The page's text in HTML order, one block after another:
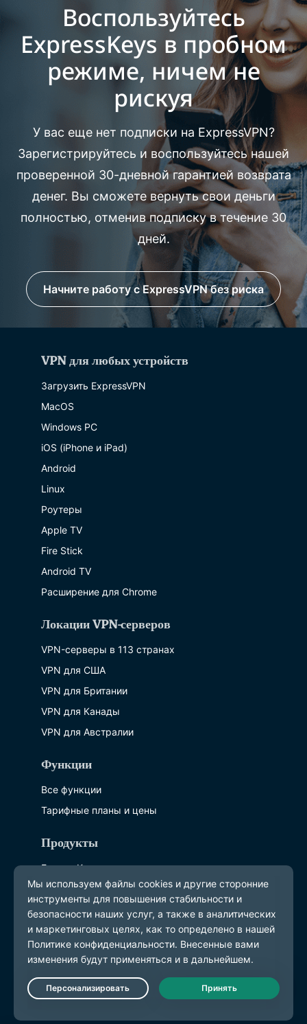
Воспользуйтесь
ExpressKeys в пробном
режиме, ничем не
рискуя
У вас еще нет подписки на ExpressVPN?
Зарегистрируйтесь и воспользуйтесь нашей
проверенной 30-дневной гарантией возврата
денег. Вы сможете вернуть свои деньги
полностью, отменив подписку в течение 30
дней.
Начните работу с ExpressVPN без риска
VPN для любых устройств
Загрузить ExpressVPN
MacOS
Windows PC
iOS (iPhone и iPad)
Android
Linux
Роутеры
Apple TV
Fire Stick
Android TV
Расширение для Chrome
Локации VPN-серверов
VPN-серверы в 113 странах
VPN для США
VPN для Британии
VPN для Канады
VPN для Австралии
Функции
Все функции
Тарифные планы и цены
Продукты
ExpressKeys
ExpressMailGuard
ExpressAI
О компании ExpressVPN
О нас
Live Chat